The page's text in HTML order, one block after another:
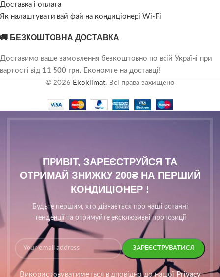
Доставка і оплата
Як налаштувати вай фай на кондиціонері Wi-Fi
🚚 БЕЗКОШТОВНА ДОСТАВКА
Доставимо ваше замовлення безкоштовно по всій Україні при
вартості від 11 500 грн. Економте на доставці!
© 2026 Ekoklimat. Всі права захищено
ПРИВІТ, ЗАРЕЄСТРУЙСЯ ТА
ОТРИМАЙ ЗНИЖКУ 200₴ НА ПЕРШИЙ
КОНДИЦІОНЕР !
Будьте першим, хто дізнається про наші останні
тенденції та отримуйте ексклюзивні пропозиції
Використовуватиметься відповідно до нашої Privacy